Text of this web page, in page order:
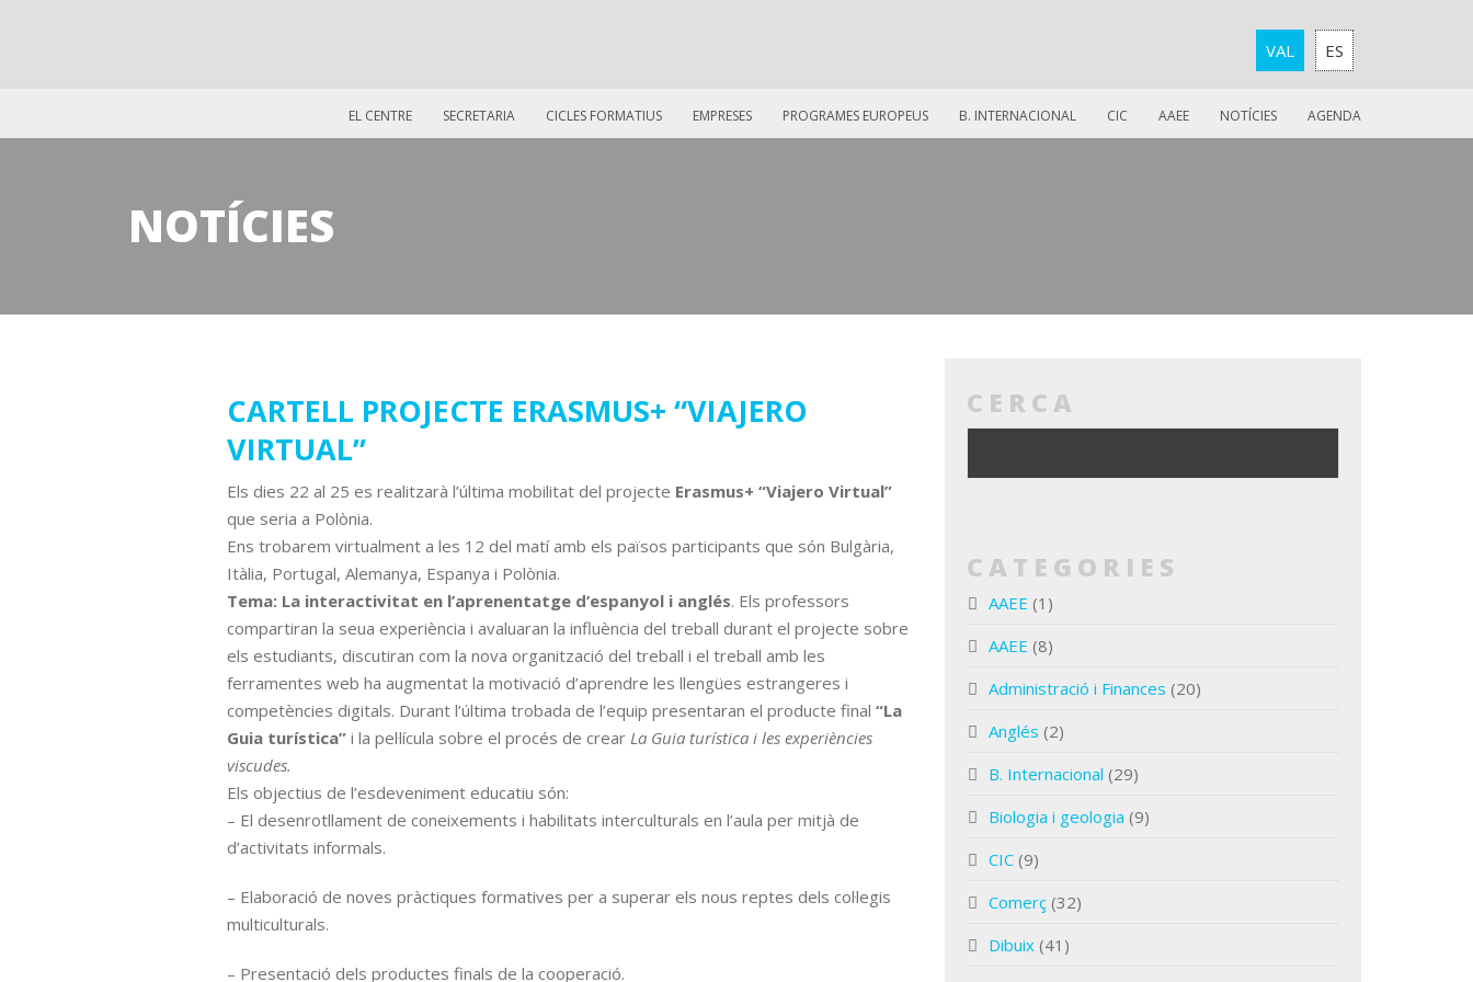
VAL ES
EL CENTRE SECRETARIA CICLES FORMATIUS EMPRESES PROGRAMES EUROPEUS B. INTERNACIONAL CIC AAEE NOTÍCIES AGENDA
NOTÍCIES
CARTELL PROJECTE ERASMUS+ “VIAJERO
VIRTUAL”
Els dies 22 al 25 es realitzarà l’última mobilitat del projecte Erasmus+ “Viajero Virtual”
que seria a Polònia.
Ens trobarem virtualment a les 12 del matí amb els països participants que són Bulgària,
Itàlia, Portugal, Alemanya, Espanya i Polònia.
Tema: La interactivitat en l’aprenentatge d’espanyol i anglés. Els professors
compartiran la seua experiència i avaluaran la influència del treball durant el projecte sobre
els estudiants, discutiran com la nova organització del treball i el treball amb les
ferramentes web ha augmentat la motivació d’aprendre les llengües estrangeres i
competències digitals. Durant l’última trobada de l’equip presentaran el producte final “La
Guia turística” i la pel·lícula sobre el procés de crear La Guia turística i les experiències
viscudes.
Els objectius de l’esdeveniment educatiu són:
– El desenrotllament de coneixements i habilitats interculturals en l’aula per mitjà de
d’activitats informals.
– Elaboració de noves pràctiques formatives per a superar els nous reptes dels col·legis
multiculturals.
– Presentació dels productes finals de la cooperació.
CERCA
CATEGORIES
AAEE (1)
AAEE (8)
Administració i Finances (20)
Anglés (2)
B. Internacional (29)
Biologia i geologia (9)
CIC (9)
Comerç (32)
Dibuix (41)